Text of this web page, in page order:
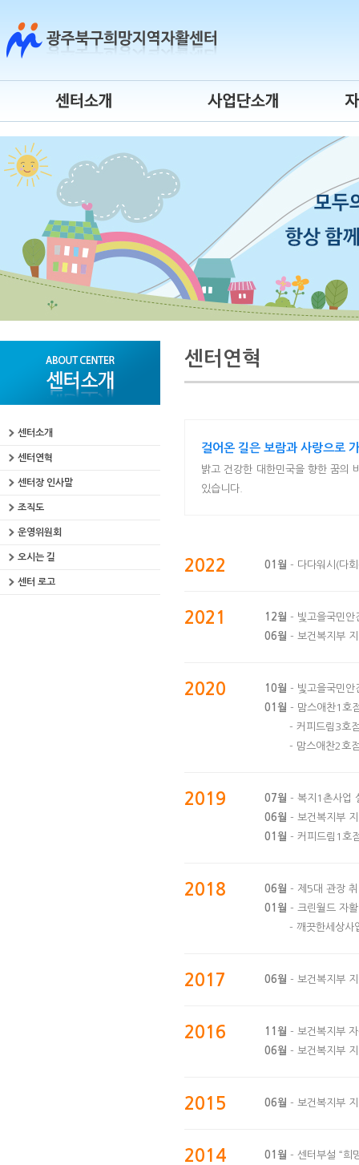
센터연혁
센터장 인사말
조직도
운영위원회
오시는 길
센터 로고
청년자립도전
게이트웨이
시간제 자활근로
자활사업 안내
센터소개
센터연혁
센터장 인사말
조직도
운영위원회
오시는 길
센터 로고
센터연혁
걸어온 길은 보람과 사랑으로
밝고 건강한 대한민국을 향한 꿈의
있습니다.
2022 01월 - 다다워시(다
2021 12월 - 빛고을국민안
06월 - 보건복지부 지
2020 10월 - 빛고을국민안
01월 - 맘스애찬1호
- 커피드림3호
- 맘스애찬2호
2019 07월 - 복지1촌사업
06월 - 보건복지부 지
01월 - 커피드림1호
2018 06월 - 제5대 관장
01월 - 크린월드 자
- 깨끗한세상사
2017 06월 - 보건복지부
2016 11월 - 보건복지부
06월 - 보건복지부
2015 06월 - 보건복지부
2014 01월 - 센터부설 “희